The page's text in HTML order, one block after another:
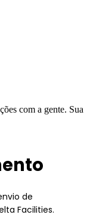
com a gente. Sua
de
Facilities.